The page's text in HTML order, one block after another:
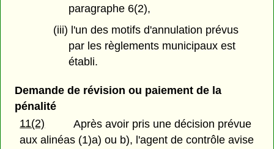
paragraphe 6(2),
(iii) l'un des motifs d'annulation prévus
par les règlements municipaux est
établi.
Demande de révision ou paiement de la
pénalité
11(2)
Après avoir pris une décision prévue
aux alinéas (1)a) ou b), l'agent de contrôle avise